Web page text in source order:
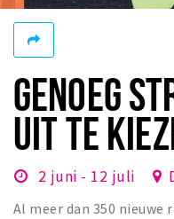
Winkels
Winkelgebieden
Bezienswaardigheden
Musea, theaters &
Uitjes & activiteiten
Toeristische routes
GENOEG
UIT TE
2 juni - 12 juli
Al meer dan 350 nieuwe